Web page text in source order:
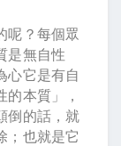
呢？每個眾
是無自性
心它是有自
本質」，
倒的話，就
；也就是它